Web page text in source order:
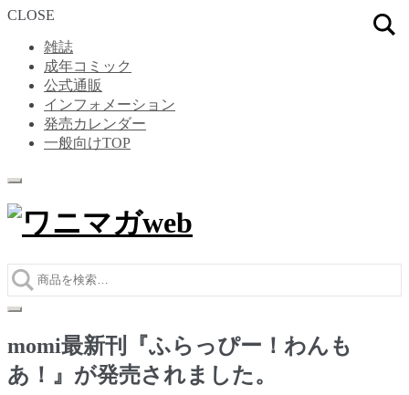
CLOSE
雑誌
成年コミック
公式通販
インフォメーション
発売カレンダー
一般向けTOP
ナ
ゲ
ョ
ン
へ
キ
ッ
プ
コ
テ
へ
ス
キ
プ
momi最新刊『ふらっぴー！わんも
あ！』が発売されました。